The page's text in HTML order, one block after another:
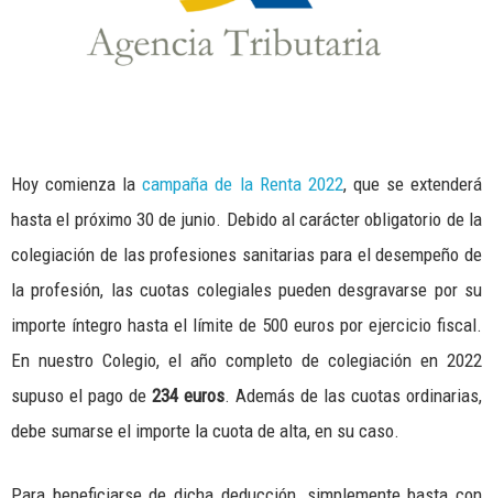
Hoy comienza lacampaña de la Renta 2022, que se extenderá
hasta el próximo 30 de junio. Debido al carácter obligatorio de la
colegiación de las profesiones sanitarias para el desempeño de
la profesión, las cuotas colegiales pueden desgravarse por su
importe íntegro hasta el límite de 500 euros por ejercicio fiscal.
En nuestro Colegio, el año completo de colegiación en 2022
supuso el pago de 234 euros. Además de las cuotas ordinarias,
debe sumarse el importe la cuota de alta, en su caso.